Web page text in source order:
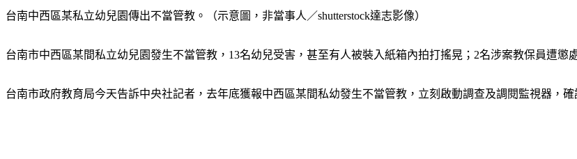
台南中西區某私立幼兒園傳出不當管教。（示意圖，非當事人／shutterstock達志影像）
台南市中西區某間私立幼兒園發生不當管教，13名幼兒受害，甚至有人被裝入紙箱內拍打搖晃；2名涉案教保員遭懲
台南市政府教育局今天告訴中央社記者，去年底獲報中西區某間私幼發生不當管教，立刻啟動調查及調閱監視器，